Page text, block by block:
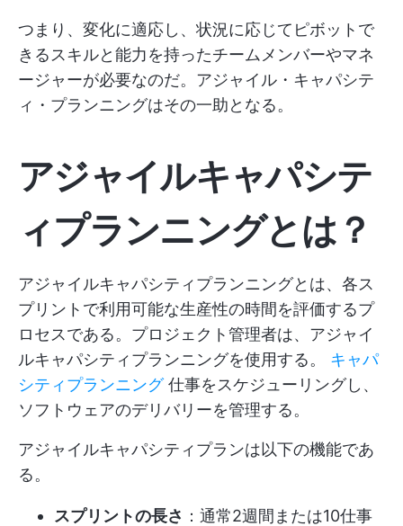
つまり、変化に適応し、状況に応じてピボットで
きるスキルと能力を持ったチームメンバーやマネ
ージャーが必要なのだ。アジャイル・キャパシテ
ィ・プランニングはその一助となる。
アジャイルキャパシテ
ィプランニングとは？
アジャイルキャパシティプランニングとは、各ス
プリントで利用可能な生産性の時間を評価するプ
ロセスである。プロジェクト管理者は、アジャイ
ルキャパシティプランニングを使用する。 キャパ
シティプランニング仕事をスケジューリングし、
ソフトウェアのデリバリーを管理する。
アジャイルキャパシティプランは以下の機能であ
る。
スプリントの長さ ：通常2週間または10仕事